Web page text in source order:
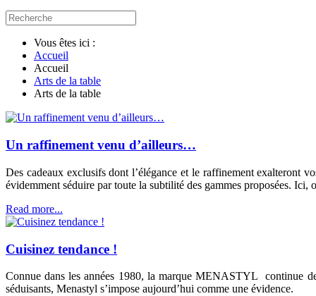
Vous êtes ici :
Accueil
Accueil
Arts de la table
Arts de la table
Un raffinement venu d’ailleurs…
Des cadeaux exclusifs dont l’élégance et le raffinement exalteront
évidemment séduire par toute la subtilité des gammes proposées.
Read more...
Cuisinez tendance !
Connue dans les années 1980, la marque MENASTYL continue
séduisants, Menastyl s’impose aujourd’hui comme une évidence.